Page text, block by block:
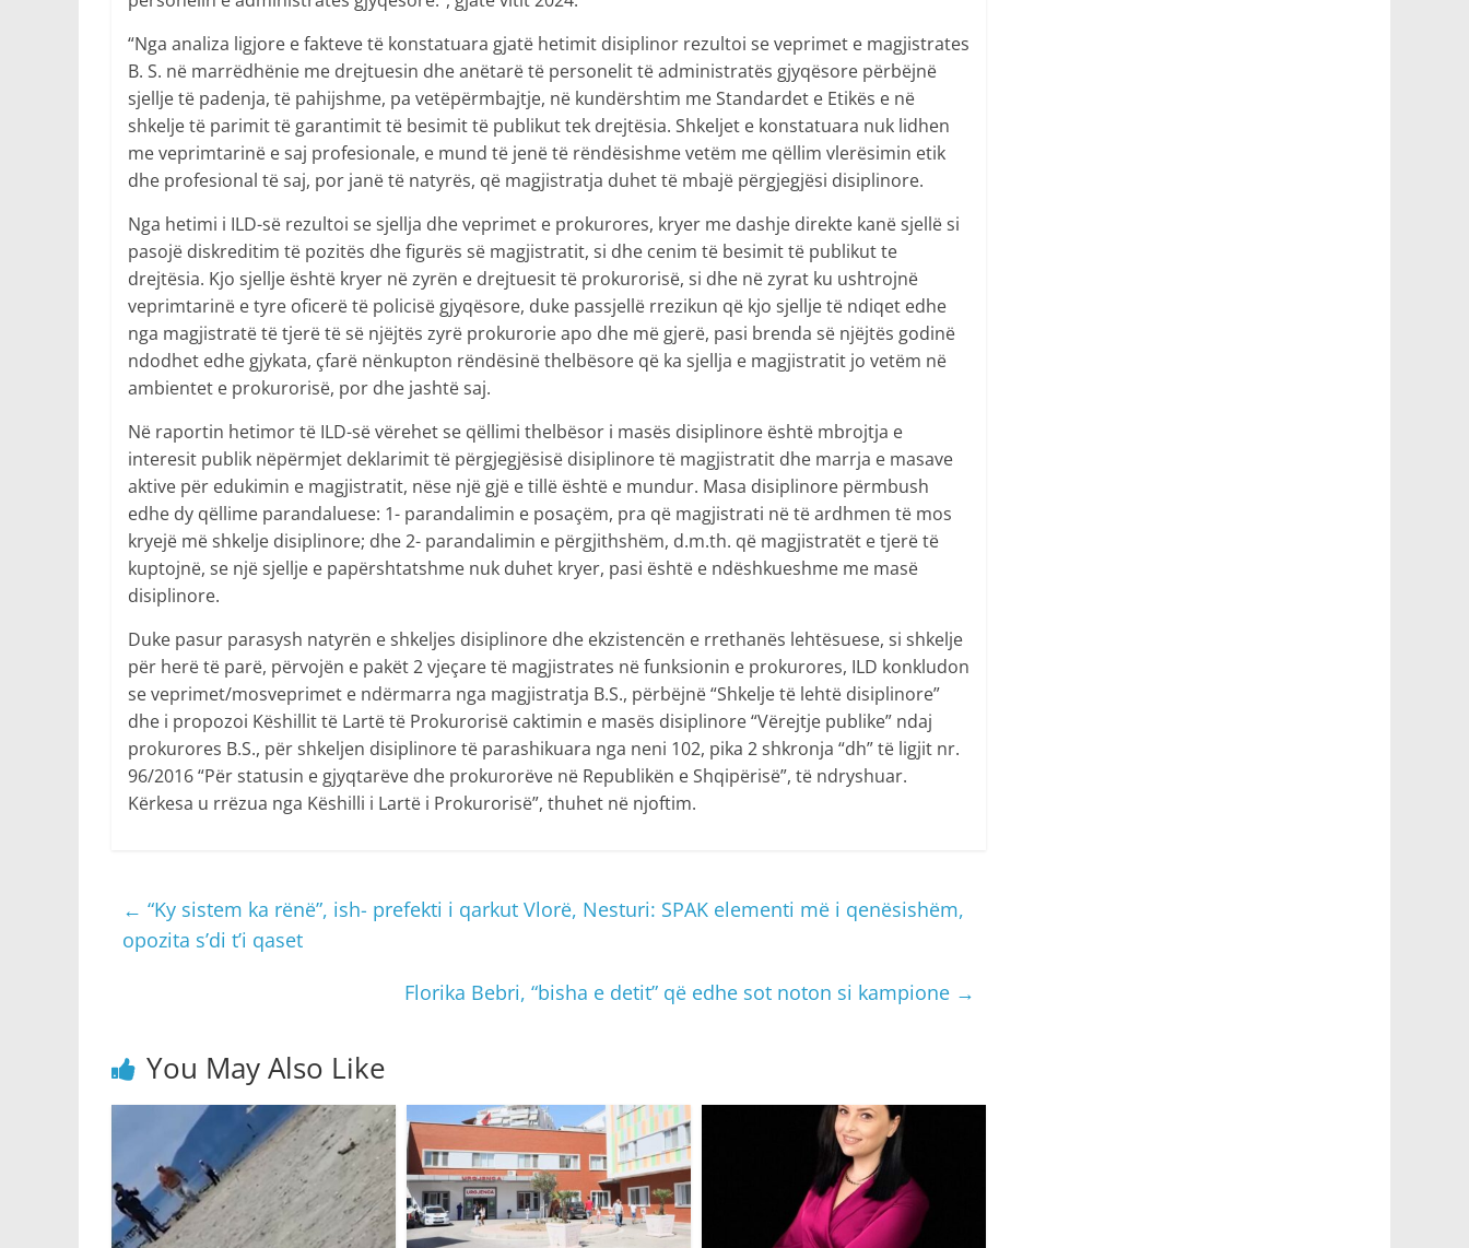
“Nga analiza ligjore e fakteve të konstatuara gjatë hetimit disiplinor rezultoi se veprimet e magjistrates
B. S. në marrëdhënie me drejtuesin dhe anëtarë të personelit të administratës gjyqësore përbëjnë
sjellje të padenja, të pahijshme, pa vetëpërmbajtje, në kundërshtim me Standardet e Etikës e në
shkelje të parimit të garantimit të besimit të publikut tek drejtësia. Shkeljet e konstatuara nuk lidhen
me veprimtarinë e saj profesionale, e mund të jenë të rëndësishme vetëm me qëllim vlerësimin etik
dhe profesional të saj, por janë të natyrës, që magjistratja duhet të mbajë përgjegjësi disiplinore.
Nga hetimi i ILD-së rezultoi se sjellja dhe veprimet e prokurores, kryer me dashje direkte kanë sjellë si
pasojë diskreditim të pozitës dhe figurës së magjistratit, si dhe cenim të besimit të publikut te
drejtësia. Kjo sjellje është kryer në zyrën e drejtuesit të prokurorisë, si dhe në zyrat ku ushtrojnë
veprimtarinë e tyre oficerë të policisë gjyqësore, duke passjellë rrezikun që kjo sjellje të ndiqet edhe
nga magjistratë të tjerë të së njëjtës zyrë prokurorie apo dhe më gjerë, pasi brenda së njëjtës godinë
ndodhet edhe gjykata, çfarë nënkupton rëndësinë thelbësore që ka sjellja e magjistratit jo vetëm në
ambientet e prokurorisë, por dhe jashtë saj.
Në raportin hetimor të ILD-së vërehet se qëllimi thelbësor i masës disiplinore është mbrojtja e
interesit publik nëpërmjet deklarimit të përgjegjësisë disiplinore të magjistratit dhe marrja e masave
aktive për edukimin e magjistratit, nëse një gjë e tillë është e mundur. Masa disiplinore përmbush
edhe dy qëllime parandaluese: 1- parandalimin e posaçëm, pra që magjistrati në të ardhmen të mos
kryejë më shkelje disiplinore; dhe 2- parandalimin e përgjithshëm, d.m.th. që magjistratët e tjerë të
kuptojnë, se një sjellje e papërshtatshme nuk duhet kryer, pasi është e ndëshkueshme me masë
disiplinore.
Duke pasur parasysh natyrën e shkeljes disiplinore dhe ekzistencën e rrethanës lehtësuese, si shkelje
për herë të parë, përvojën e pakët 2 vjeçare të magjistrates në funksionin e prokurores, ILD konkludon
se veprimet/mosveprimet e ndërmarra nga magjistratja B.S., përbëjnë “Shkelje të lehtë disiplinore”
dhe i propozoi Këshillit të Lartë të Prokurorisë caktimin e masës disiplinore “Vërejtje publike” ndaj
prokurores B.S., për shkeljen disiplinore të parashikuara nga neni 102, pika 2 shkronja “dh” të ligjit nr.
96/2016 “Për statusin e gjyqtarëve dhe prokurorëve në Republikën e Shqipërisë”, të ndryshuar.
Kërkesa u rrëzua nga Këshilli i Lartë i Prokurorisë”, thuhet në njoftim.
← “Ky sistem ka rënë”, ish- prefekti i qarkut Vlorë, Nesturi: SPAK elementi më i qenësishëm,
opozita s’di t’i qaset
Florika Bebri, “bisha e detit” që edhe sot noton si kampione →
You May Also Like